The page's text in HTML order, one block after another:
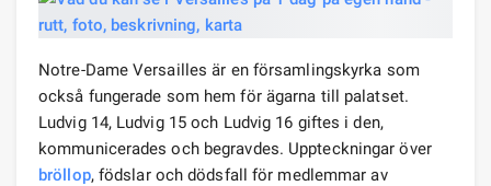
Notre-Dame Versailles är en församlingskyrka som
också fungerade som hem för ägarna till palatset.
Ludvig 14, Ludvig 15 och Ludvig 16 giftes i den,
kommunicerades och begravdes. Uppteckningar över
bröllop, födslar och dödsfall för medlemmar av